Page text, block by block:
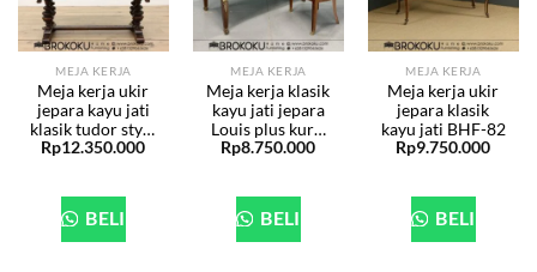
MEJA KERJA
Meja kerja ukir
jepara kayu jati
klasik tudor style
BHF-137
Rp12.350.000
BELI
MEJA KERJA
Meja kerja klasik
kayu jati jepara
Louis plus kursi
BHF-136
Rp8.750.000
BELI
MEJA KERJA
Meja kerja ukir
jepara klasik
kayu jati BHF-82
Rp9.750.000
BELI